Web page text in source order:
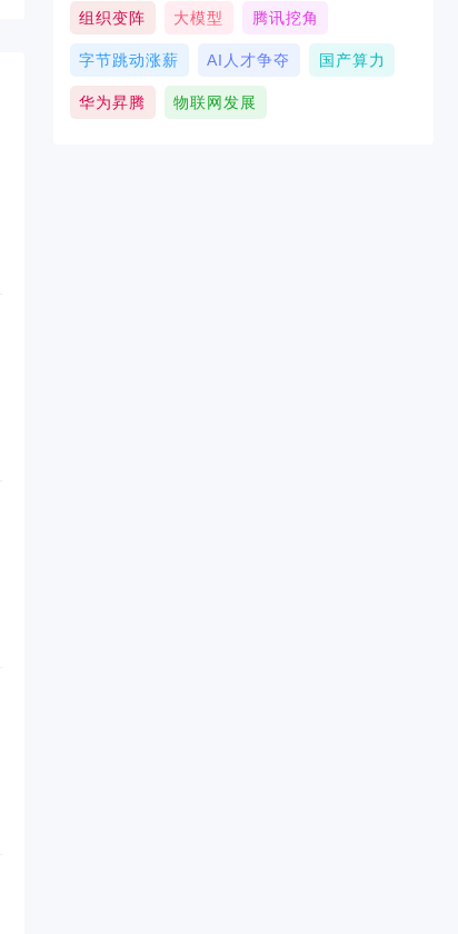
组织变阵 大模型 腾讯挖角
字节跳动涨薪 AI人才争夺 国产算力
华为昇腾 物联网发展